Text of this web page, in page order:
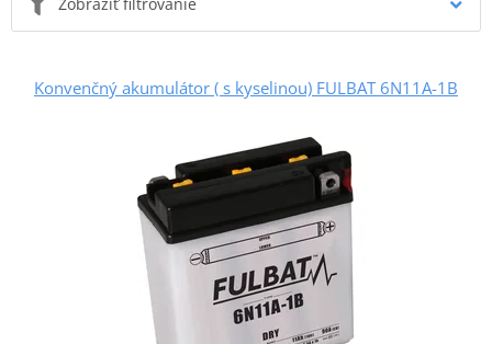
Konvenčný akumulátor ( s kyselinou) FULBAT 6N11A-1B